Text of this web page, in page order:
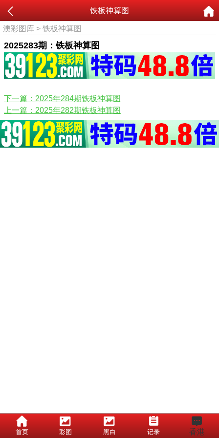
首页 彩图 黑白 记录 香港
铁板神算图
澳彩图库 >铁板神算图
2025283期：铁板神算图
下一篇：2025年284期铁板神算图
上一篇：2025年282期铁板神算图